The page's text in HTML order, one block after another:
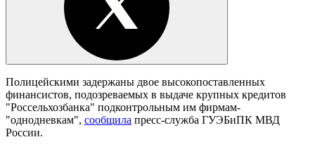
Полицейскими задержаны двое высокопоставленных
финансистов, подозреваемых в выдаче крупных кредитов
"Россельхозбанка" подконтрольным им фирмам-
"однодневкам", сообщила пресс-служба ГУЭБиПК МВД
России.